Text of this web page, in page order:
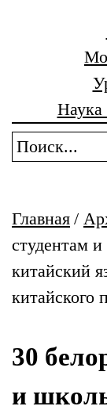
Наука
Главная /
студентам
китайский
китайского
30
и